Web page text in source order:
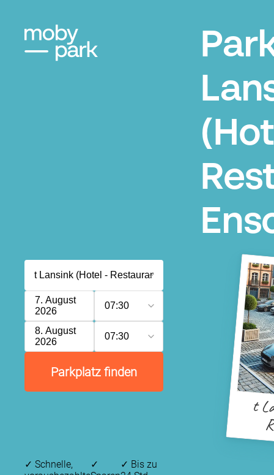
7. August
2026
07:30
8. August
2026
07:30
Parkplatz finden
t
✓ Schnelle,
✓
✓ Bis zu